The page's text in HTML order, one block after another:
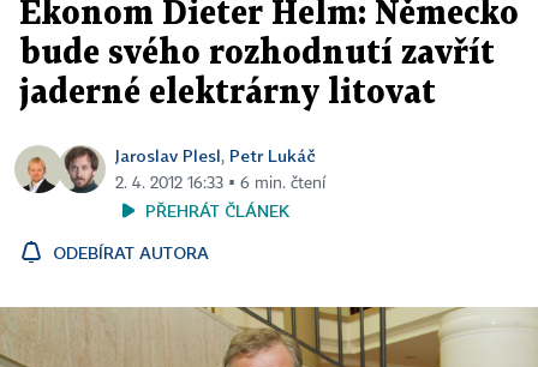
Ekonom Dieter Helm: Německo
bude svého rozhodnutí zavřít
jaderné elektrárny litovat
Jaroslav Plesl, Petr Lukáč
2. 4. 2012 16:33 ▪ 6 min. čtení
PŘEHRÁT ČLÁNEK
ODEBÍRAT AUTORA